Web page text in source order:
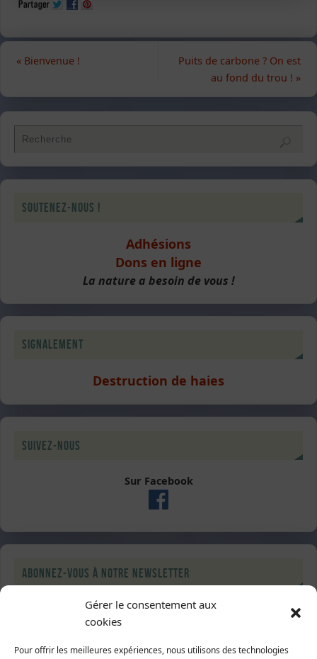
Gérer le consentement aux
cookies
Pour offrir les meilleures expériences, nous utilisons des technologies
«Bienvenue !
Puits de carbone ? On est
au fond du trou ! »
Soutenez-nous !
Adhésions
Dons en ligne
La nature a besoin de vous !
Signalement
Destruction de haies
Suivez-nous
Sur Facebook
Abonnez-vous à notre newsletter